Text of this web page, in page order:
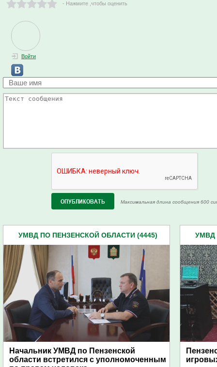
- Нажмите ,чтобы оценить
Войти
Максимальная длина сообщения 600
УМВД ПО ПЕНЗЕНСКОЙ ОБЛАСТИ (4445)
Начальник УМВД по Пензенской
области встретился с уполномоченным
УМВД